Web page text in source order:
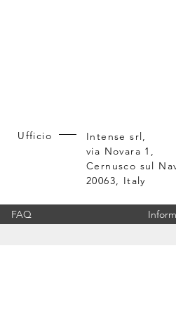
Ufficio
Intense srl,
via Novara 1,
Cernusco sul
20063, Italy
FAQ